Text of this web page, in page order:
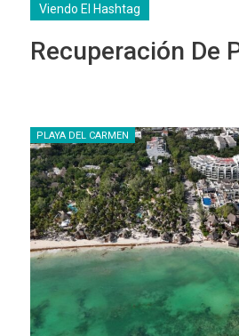
Viendo El Hashtag
Recuperación De
PLAYA DEL CARMEN